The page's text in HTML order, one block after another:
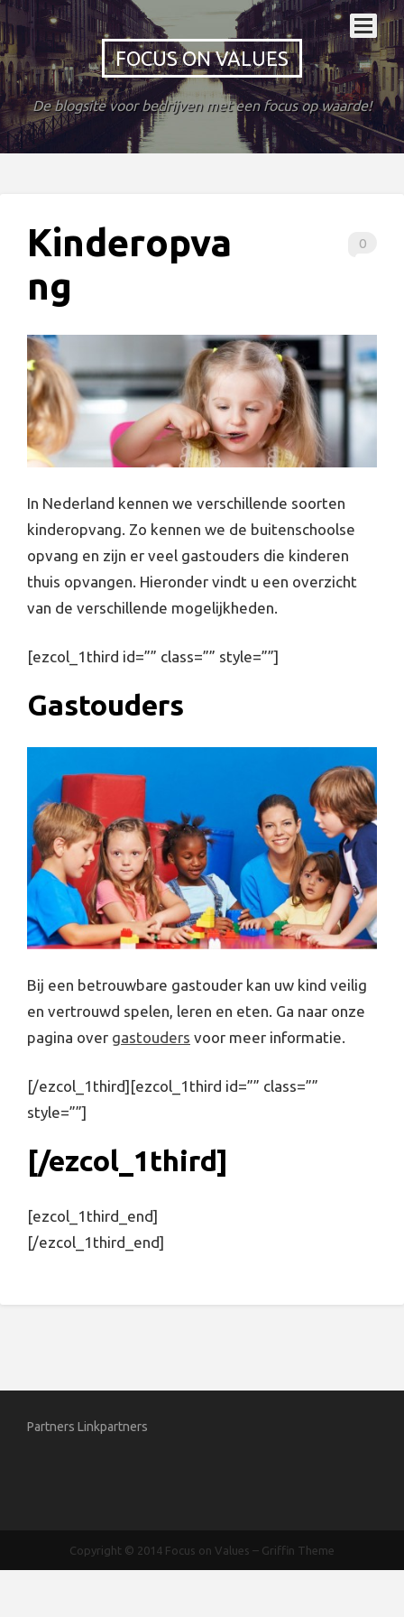
FOCUS ON VALUES
De blogsite voor bedrijven met een focus op waarde!
0
Kinderopva
ng
In Nederland kennen we verschillende soorten
kinderopvang. Zo kennen we de buitenschoolse
opvang en zijn er veel gastouders die kinderen
thuis opvangen. Hieronder vindt u een overzicht
van de verschillende mogelijkheden.
[ezcol_1third id=”” class=”” style=””]
Gastouders
Bij een betrouwbare gastouder kan uw kind veilig
en vertrouwd spelen, leren en eten. Ga naar onze
pagina over gastouders voor meer informatie.
[/ezcol_1third][ezcol_1third id=”” class=””
style=””]
[/ezcol_1third]
[ezcol_1third_end]
[/ezcol_1third_end]
Partners Linkpartners
Copyright © 2014 Focus on Values – Griffin Theme